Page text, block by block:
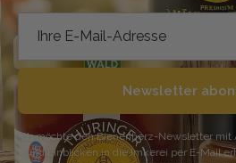
Newsletter
Ich möchte den Bienenherz-Newsletter
und Einblicken in die Imkerei per E-Mail